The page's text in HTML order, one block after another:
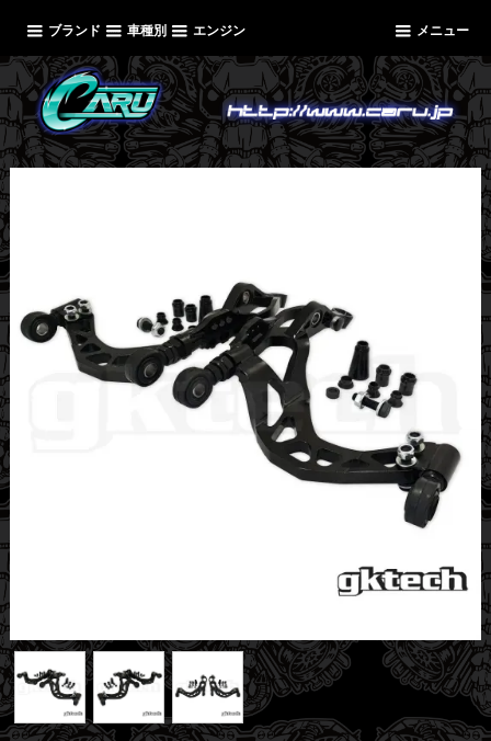
ブランド 車種別 エンジン メニュー